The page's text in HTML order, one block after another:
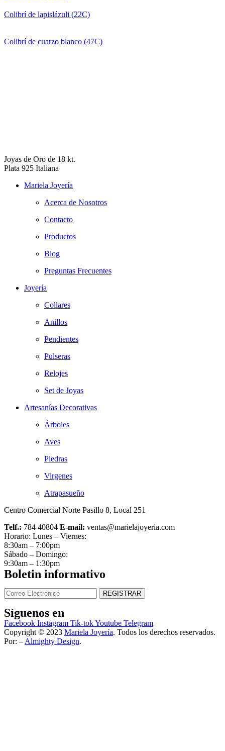
Colibrí de lapislázuli (22C)
Colibrí de cuarzo blanco (47C)
Joyas de Oro de 18 kt.
Plata 925 Italiana
Mariela Joyería
Acerca de Nosotros
Contacto
Productos
Blog
Preguntas Frecuentes
Joyería
Collares
Anillos
Pendientes
Pulseras
Relojes
Set de Joyas
Artesanías Decorativas
Árboles
Aves
Piedras
Virgenes
Atrapasueño
Centro Comercial Norte Pasillo 8, Local 251
Telf.: 784 40804 E-mail: ventas@marielajoyeria.com
Horario: Lunes – Viernes:
8:30am – 7:00pm
Sábado – Domingo:
9:30am – 1:30pm
Boletin informativo
Síguenos en
Facebook Instagram Tik-tokYoutube Telegram
Copyright © 2023 Mariela Joyería. Todos los derechos reservados.
Por: – Almighty Design.